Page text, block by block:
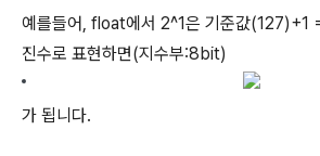
예를들어, float에서 2^1은 기준값(127)+1
진수로 표현하면(지수부:8bit)
가 됩니다.